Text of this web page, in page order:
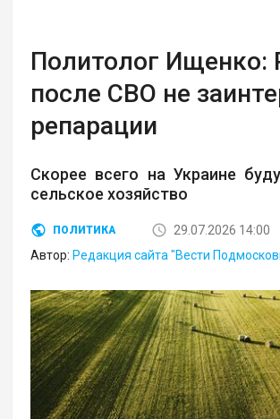
Политолог Ищенко:
после СВО не
репарации
Скорее всего на Украине
сельское хозяйство
ПОЛИТИКА
29.07.2026 14:00
Автор: Редакция сайта "Вести